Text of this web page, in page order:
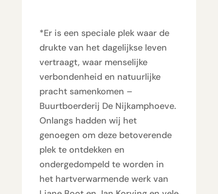
*Er is een speciale plek waar de
drukte van het dagelijkse leven
vertraagt, waar menselijke
verbondenheid en natuurlijke
pracht samenkomen –
Buurtboerderij De Nijkamphoeve.
Onlangs hadden wij het
genoegen om deze betoverende
plek te ontdekken en
ondergedompeld te worden in
het hartverwarmende werk van